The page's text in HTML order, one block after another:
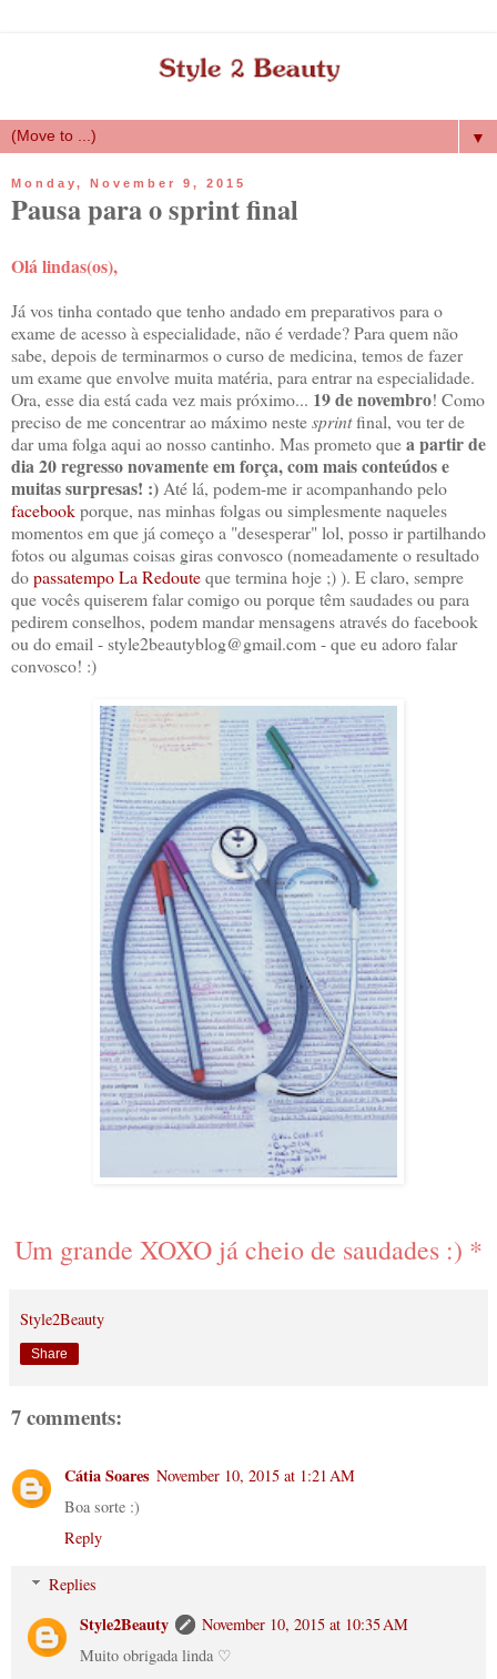
▼
Monday, November 9, 2015
Pausa para o sprint final
Olá lindas(os),
Já vos tinha contado que tenho andado em preparativos para o
exame de acesso à especialidade, não é verdade? Para quem não
sabe, depois de terminarmos o curso de medicina, temos de fazer
um exame que envolve muita matéria, para entrar na especialidade.
Ora, esse dia está cada vez mais próximo... 19 de novembro! Como
preciso de me concentrar ao máximo nestesprintfinal, vou ter de
dar uma folga aqui ao nosso cantinho. Mas prometo quea partir de
dia 20 regresso novamente em força, com mais conteúdos e
muitas surpresas! :) Até lá, podem-me ir acompanhando pelo
facebookporque, nas minhas folgas ou simplesmente naqueles
momentos em que já começo a "desesperar" lol, posso ir partilhando
fotos ou algumas coisas giras convosco (nomeadamente o resultado
dopassatempo La Redouteque termina hoje ;) ). E claro, sempre
que vocês quiserem falar comigo ou porque têm saudades ou para
pedirem conselhos, podem mandar mensagens através do facebook
ou do email - style2beautyblog@gmail.com - que eu adoro falar
convosco! :)
Um grande XOXO já cheio de saudades :) *
Style2Beauty
Share
7 comments:
Cátia Soares November 10, 2015 at 1:21 AM
Boa sorte :)
Reply
Replies
Style2Beauty
November 10, 2015 at 10:35 AM
Muito obrigada linda ♡